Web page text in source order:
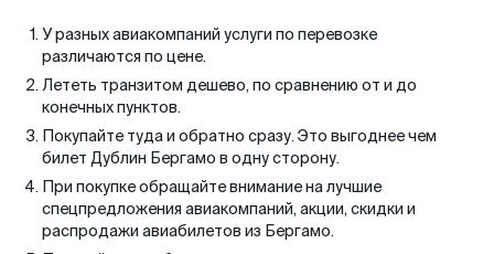
У разных авиакомпаний услуги по перевозке
различаются по цене.
Лететь транзитом дешево, по сравнению от и до
конечных пунктов.
Покупайте туда и обратно сразу. Это выгоднее чем
билет Дублин Бергамо в одну сторону.
При покупке обращайте внимание на лучшие
спецпредложения авиакомпаний, акции, скидки и
распродажи авиабилетов из Бергамо.